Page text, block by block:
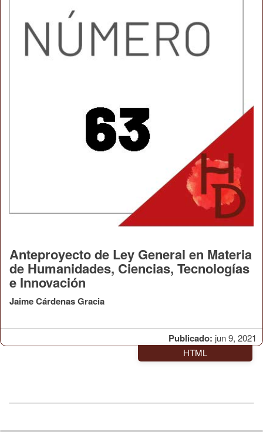
Publicado: jun 9, 2021
Anteproyecto de Ley General en Materia
de Humanidades, Ciencias, Tecnologías
e Innovación
Jaime Cárdenas Gracia
HTML